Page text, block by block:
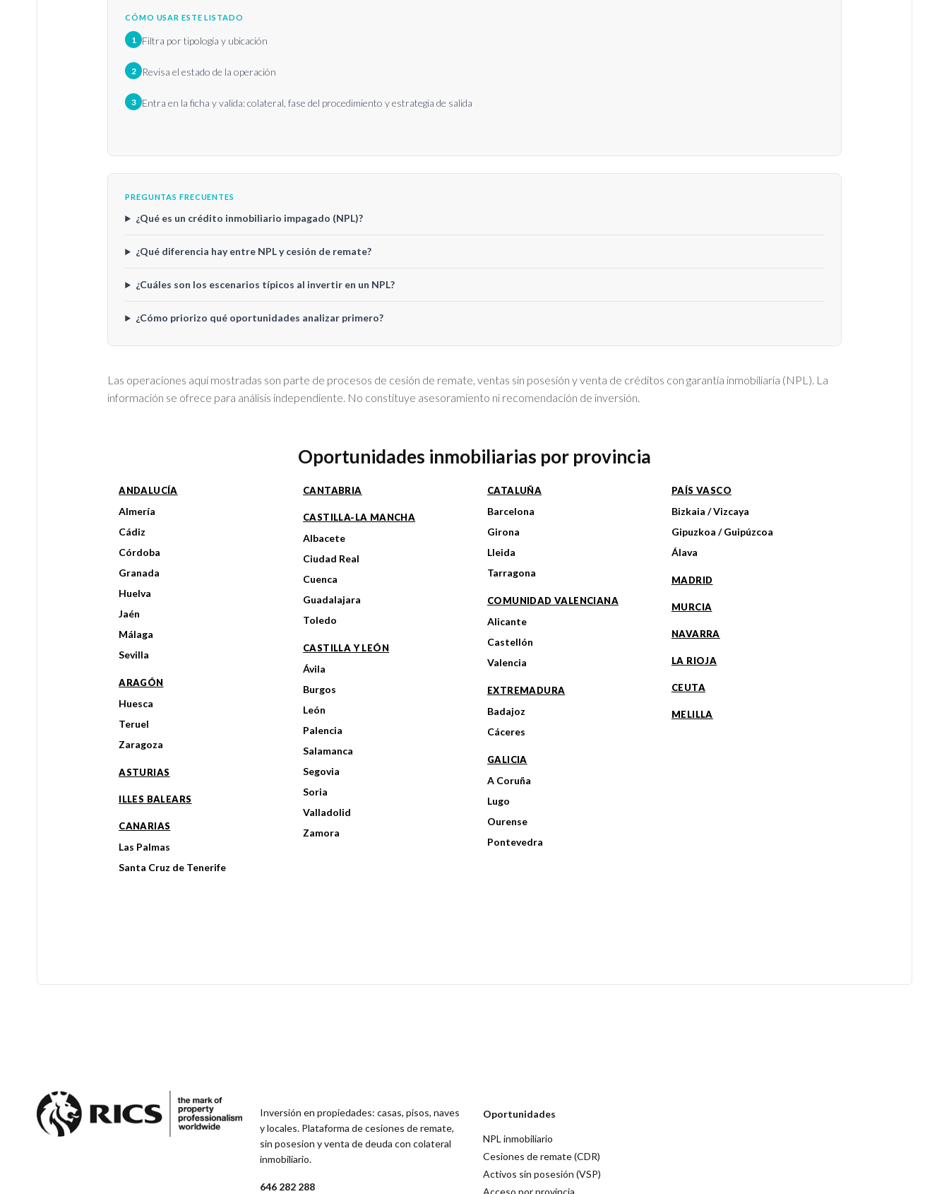
CÓMO USAR ESTE LISTADO
1 Filtra por tipología y ubicación
2 Revisa el estado de la operación
3 Entra en la ficha y valida: colateral, fase del procedimiento y estrategia de salida
PREGUNTAS FRECUENTES
¿Qué es un crédito inmobiliario impagado (NPL)?
¿Qué diferencia hay entre NPL y cesión de remate?
¿Cuáles son los escenarios típicos al invertir en un NPL?
¿Cómo priorizo qué oportunidades analizar primero?
Las operaciones aquí mostradas son parte de procesos de cesión de remate, ventas sin posesión y venta de créditos con garantía inmobiliaria (NPL). La
información se ofrece para análisis independiente. No constituye asesoramiento ni recomendación de inversión.
Oportunidades inmobiliarias por provincia
ANDALUCÍA
Almería
Cádiz
Córdoba
Granada
Huelva
Jaén
Málaga
Sevilla
ARAGÓN
Huesca
Teruel
Zaragoza
ASTURIAS
ILLES BALEARS
CANARIAS
Las Palmas
Santa Cruz de Tenerife
CANTABRIA
CASTILLA-LA MANCHA
Albacete
Ciudad Real
Cuenca
Guadalajara
Toledo
CASTILLA Y LEÓN
Ávila
Burgos
León
Palencia
Salamanca
Segovia
Soria
Valladolid
Zamora
CATALUÑA
Barcelona
Girona
Lleida
Tarragona
COMUNIDAD VALENCIANA
Alicante
Castellón
Valencia
EXTREMADURA
Badajoz
Cáceres
GALICIA
A Coruña
Lugo
Ourense
Pontevedra
PAÍS VASCO
Bizkaia / Vizcaya
Gipuzkoa / Guipúzcoa
Álava
MADRID
MURCIA
NAVARRA
LA RIOJA
CEUTA
MELILLA
Inversión en propiedades: casas, pisos, naves
y locales. Plataforma de cesiones de remate,
sin posesion y venta de deuda con colateral
inmobiliario.
646 282 288
Oportunidades
NPL inmobiliario
Cesiones de remate (CDR)
Activos sin posesión (VSP)